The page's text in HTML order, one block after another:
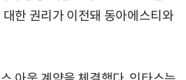
한 권리가 이전돼 동아에스티와